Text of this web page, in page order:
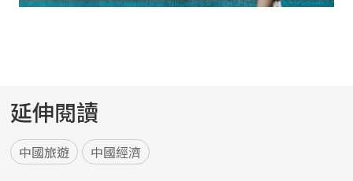
延伸閱讀
中國旅遊 中國經濟